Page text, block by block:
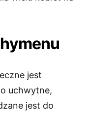
jest
uchwytne,
jest do